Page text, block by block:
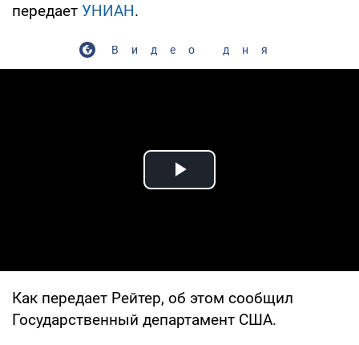
передает УНИАН.
Видео дня
Play Video
Как передает Рейтер, об этом сообщил
Государственный департамент США.